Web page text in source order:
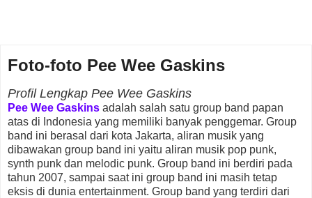
Foto-foto Pee Wee Gaskins
Profil Lengkap Pee Wee Gaskins
Pee Wee Gaskins adalah salah satu group band papan
atas di Indonesia yang memiliki banyak penggemar. Group
band ini berasal dari kota Jakarta, aliran musik yang
dibawakan group band ini yaitu aliran musik pop punk,
synth punk dan melodic punk. Group band ini berdiri pada
tahun 2007, sampai saat ini group band ini masih tetap
eksis di dunia entertainment. Group band yang terdiri dari